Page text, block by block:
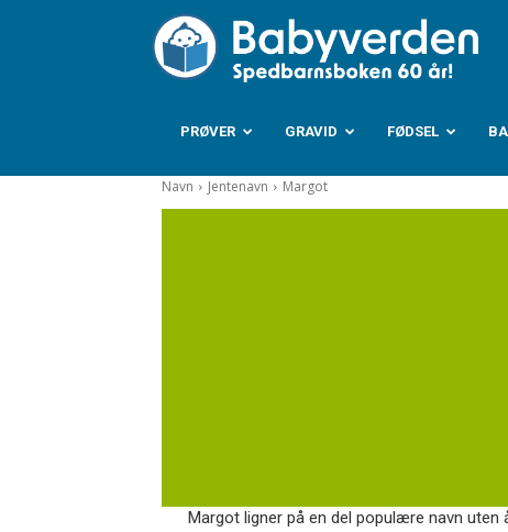
PRØVER GRAVID FØDSEL
Navn Jentenavn Margot
Margot ligner på en del populære navn